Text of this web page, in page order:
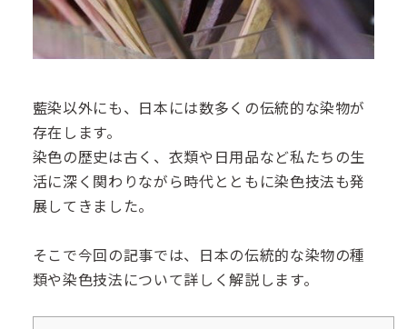
藍染以外にも、日本には数多くの伝統的な染物が
存在します。
染色の歴史は古く、衣類や日用品など私たちの生
活に深く関わりながら時代とともに染色技法も発
展してきました。
そこで今回の記事では、日本の伝統的な染物の種
類や染色技法について詳しく解説します。